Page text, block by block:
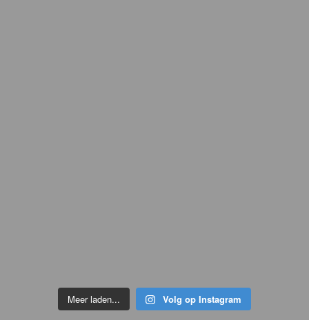
Meer laden... Volg op Instagram